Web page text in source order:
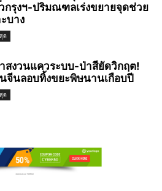
กรุงฯ-ปริมณฑลเร่งขยายจุดช่วย
บาง
ด
สงวนแควระบบ-ป่าสียัดวิกฤต!
จีนลอบทิ้งขยะพิษนานเกือบปี
ด